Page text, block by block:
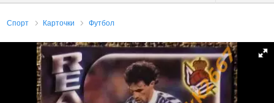
Спорт Карточки Футбол